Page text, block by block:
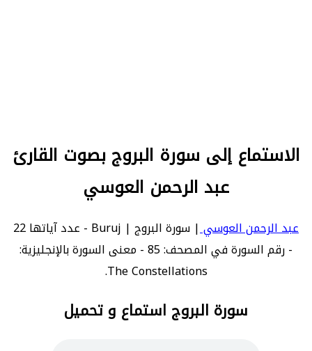
الاستماع إلى سورة البروج بصوت القارئ
عبد الرحمن العوسي
عبد الرحمن العوسي
| سورة البروج | Buruj - عدد آياتها 22
- رقم السورة في المصحف: 85 - معنى السورة بالإنجليزية:
The Constellations.
سورة البروج استماع و تحميل